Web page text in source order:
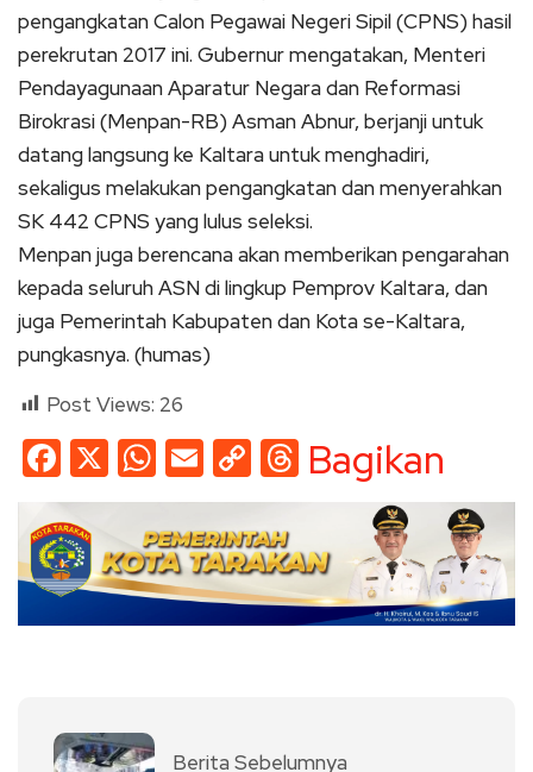
pengangkatan Calon Pegawai Negeri Sipil (CPNS) hasil
perekrutan 2017 ini. Gubernur mengatakan, Menteri
Pendayagunaan Aparatur Negara dan Reformasi
Birokrasi (Menpan-RB) Asman Abnur, berjanji untuk
datang langsung ke Kaltara untuk menghadiri,
sekaligus melakukan pengangkatan dan menyerahkan
SK 442 CPNS yang lulus seleksi.
Menpan juga berencana akan memberikan pengarahan
kepada seluruh ASN di lingkup Pemprov Kaltara, dan
juga Pemerintah Kabupaten dan Kota se-Kaltara,
pungkasnya. (humas)
Post Views: 26
Facebook
X WhatsApp
EmailCopy
Link
Threads
Bagikan
Berita Sebelumnya